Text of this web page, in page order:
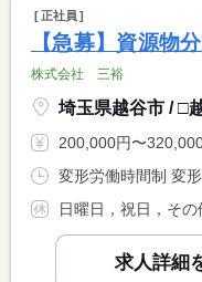
正社員
【急募】資源物
株式会社 三裕
200,000円〜320,000円 ※フルタイム求人の
日曜日，祝日，その
求人詳細